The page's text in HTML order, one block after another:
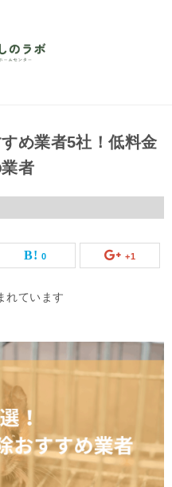
め業者5社！低料金
者
0 +1
れています